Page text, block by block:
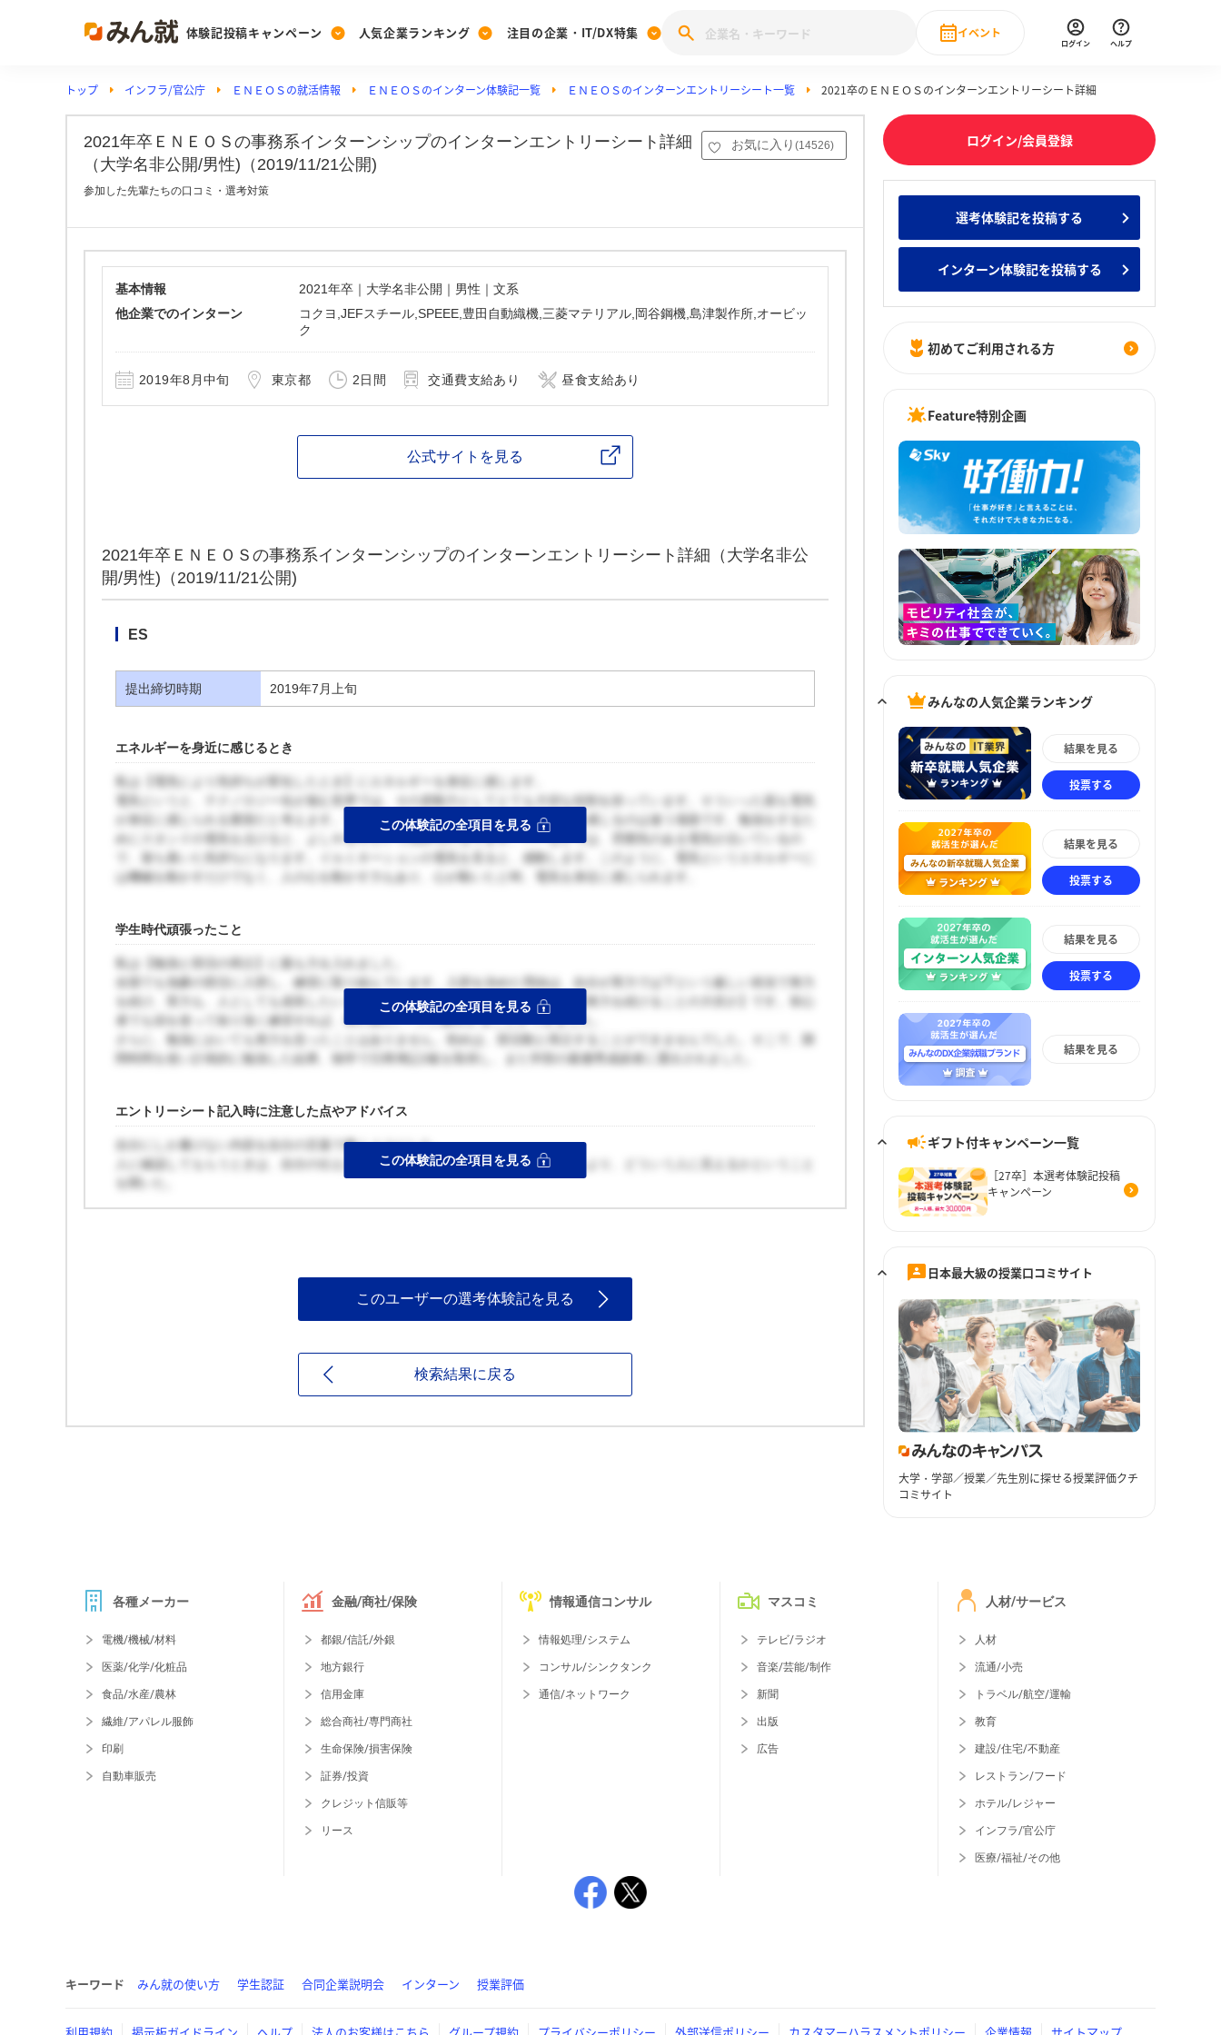
体験記投稿キャンペーン
Post
投稿する
[27卒] 本選考体験記投稿キャンペーン
人気企業ランキング
Ranking
ランキングを見る
みんなのDX企業就職ブランド調査
Vote みんなの新卒就職人気企業ランキング みんなのインターン人気企業ランキ
注目の企業・IT/DX特集
PickUp
注目の企業特集
28卒 IT・DX現場社員インタビュー
動画で知ろう！業界・企業研究
イベント
Event
直近のイベント一覧
ログイン ヘルプ
トップ インフラ/官公庁 ＥＮＥＯＳの就活情報 ＥＮＥＯＳのインターン体験記一覧 ＥＮＥＯＳのインターンエントリーシート一覧 2021卒のＥＮＥＯＳのインターンエントリーシート詳細
2021年卒ＥＮＥＯＳの事務系インターンシップのインターンエントリーシート詳細
（大学名非公開/男性)（2019/11/21公開)
お気に入り (14526)
参加した先輩たちの口コミ・選考対策
基本情報
2021年卒｜大学名非公開｜男性｜文系
他企業でのインターン
コクヨ,JEFスチール,SPEEE,豊田自動織機,三菱マテリアル,岡谷鋼機,島津製作所,オービッ
ク
2019年8月中旬 東京都 2日間 交通費支給あり 昼食支給あり
公式サイトを見る
2021年卒ＥＮＥＯＳの事務系インターンシップのインターンエントリーシート詳細（大学名非公
開/男性)（2019/11/21公開)
ES
提出締切時期 2019年7月上旬
エネルギーを身近に感じるとき
私は【電気により気持ちが変化したとき】にエネルギーを身近に感じます。
電気というと、テクノロジー化が進む世界では、その原動力としてとても大切な役割を担っています。そういった面も電気
が身近に感じられる要因だと考えます。ですが、私が最も電気というエネルギーを感じるのは違う場面です。勉強をするた
めにスタンドの電気を点けると、よしやるぞという気持ちになります。バーなどでは、雰囲気のある電気が点いているの
で、落ち着いた気持ちになります。イルミネーションの電気を見ると、感動します。このように、電気というエネルギーに
は機械を動かすだけでなく、人の心を動かす力もあり、心が動いたと時、電気を身近に感じられます。
この体験記の全項目を見る
学生時代頑張ったこと
私は【勉強と部活の両立】に最も力を入れました。
全国でも強豪の部活に入部し、練習に取り組んでいます。入部を決めた理由は、自分が実力では下という厳しい状況で努力
を続け、実力も、人としても成長したいと考えたからです。そこで学んだのが、【努力を続けることの大切さ】です。初心
者でも頭を使って粘り強く練習すれば、県の第1シードに勝利することができました。
さらに、勉強においても努力を怠ったことはありません。初めは、部活動と両立することができませんでした。そこで、隙
間時間を使い計画的に勉強した結果、独学で日商簿記2級を取得し、また学部の最優秀成績者に選出されました。
この体験記の全項目を見る
エントリーシート記入時に注意した点やアドバイス
自分にしか書けない内容を自分の言葉で書くようにした。
人に確認してもらうときは、自分の伝えたい内容からずれないように、修正というより、どういう人に見えるかということ
この体験記の全項目を見る
このユーザーの選考体験記を見る
検索結果に戻る
ログイン/会員登録
選考体験記を投稿する
インターン体験記を投稿する
初めてご利用される方
Feature特別企画
みんなの人気企業ランキング
結果を見る
投票する
結果を見る
投票する
結果を見る
投票する
結果を見る
ギフト付キャンペーン一覧
［27卒］本選考体験記投稿
キャンペーン
日本最大級の授業口コミサイト
大学・学部／授業／先生別に探せる授業評価クチ
コミサイト
各種メーカー
電機/機械/材料
医薬/化学/化粧品
食品/水産/農林
繊維/アパレル服飾
印刷
自動車販売
金融/商社/保険
都銀/信託/外銀
地方銀行
信用金庫
総合商社/専門商社
生命保険/損害保険
証券/投資
クレジット信販等
リース
情報通信コンサル
情報処理/システム
コンサル/シンクタンク
通信/ネットワーク
マスコミ
テレビ/ラジオ
音楽/芸能/制作
新聞
出版
広告
人材/サービス
人材
流通/小売
トラベル/航空/運輸
教育
建設/住宅/不動産
レストラン/フード
ホテル/レジャー
インフラ/官公庁
医療/福祉/その他
キーワード みん就の使い方 学生認証 合同企業説明会 インターン 授業評価